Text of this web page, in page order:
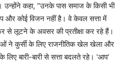
उन्होंने कहा, “उनके पास समाज के किसी भी
और कोई विजन नहीं है। वे केवल सत्ता में
से लूटने के अवसर की प्रतीक्षा कर रहे हैं।
ने कुर्सी के लिए राजनीतिक खेल खेला और
बारी-बारी से सत्ता बदलते रहे। ‘आप’